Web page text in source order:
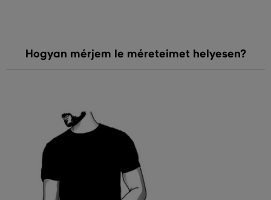
Hogyan mérjem le méreteimet helyesen?